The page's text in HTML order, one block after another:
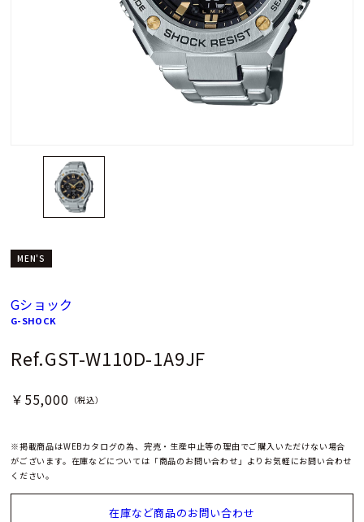
MEN'S
Gショック
G-SHOCK
Ref.GST-W110D-1A9JF
￥55,000 （税込）
※掲載商品はWEBカタログの為、完売・生産中止等の理由でご購入いただけない場合
がございます。在庫などについては「商品のお問い合わせ」よりお気軽にお問い合わせ
ください。
在庫など商品のお問い合わせ